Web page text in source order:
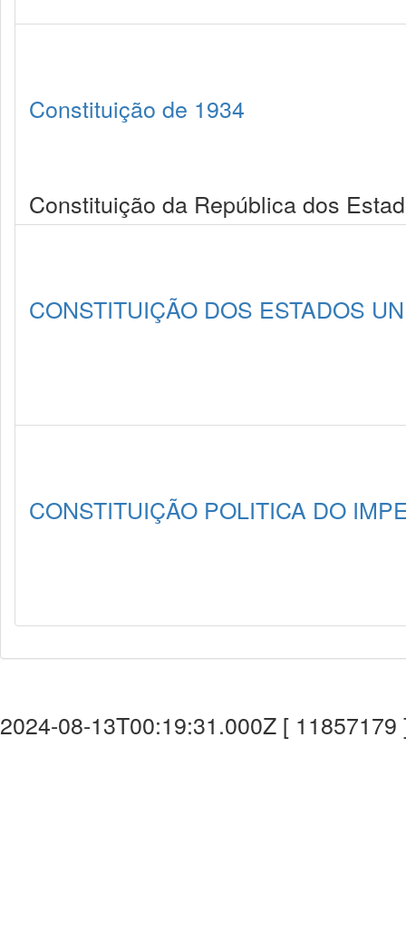
Constituição de 1934
Constituição da República dos
CONSTITUIÇÃO DOS ESTADOS
CONSTITUIÇÃO POLITICA DO
2024-08-13T00:19:31.000Z [ 11857179